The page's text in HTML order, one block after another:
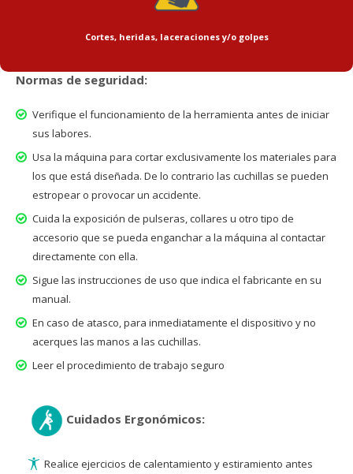
Cortes, heridas, laceraciones y/o golpes
Normas de seguridad:
Verifique el funcionamiento de la herramienta antes de iniciar
sus labores.
Usa la máquina para cortar exclusivamente los materiales para
los que está diseñada. De lo contrario las cuchillas se pueden
estropear o provocar un accidente.
Cuida la exposición de pulseras, collares u otro tipo de
accesorio que se pueda enganchar a la máquina al contactar
directamente con ella.
Sigue las instrucciones de uso que indica el fabricante en su
manual.
En caso de atasco, para inmediatamente el dispositivo y no
acerques las manos a las cuchillas.
Leer el procedimiento de trabajo seguro
Cuidados Ergonómicos:
Realice ejercicios de calentamiento y estiramiento antes